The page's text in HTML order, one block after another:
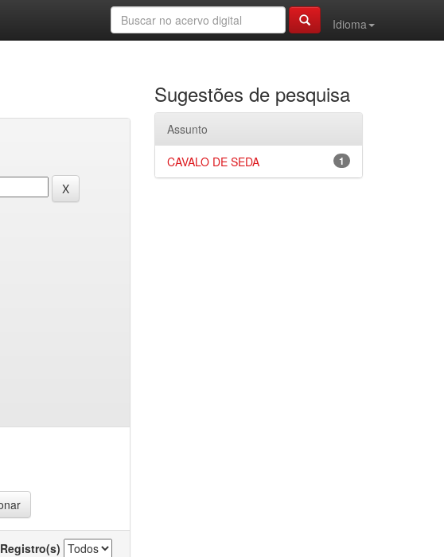
Idioma
Registro(s)
Sugestões de pesquisa
Assunto
1
CAVALO DE SEDA